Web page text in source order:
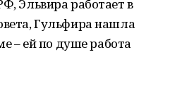
Эльвира работает в
Гульфира нашла
– ей по душе работа